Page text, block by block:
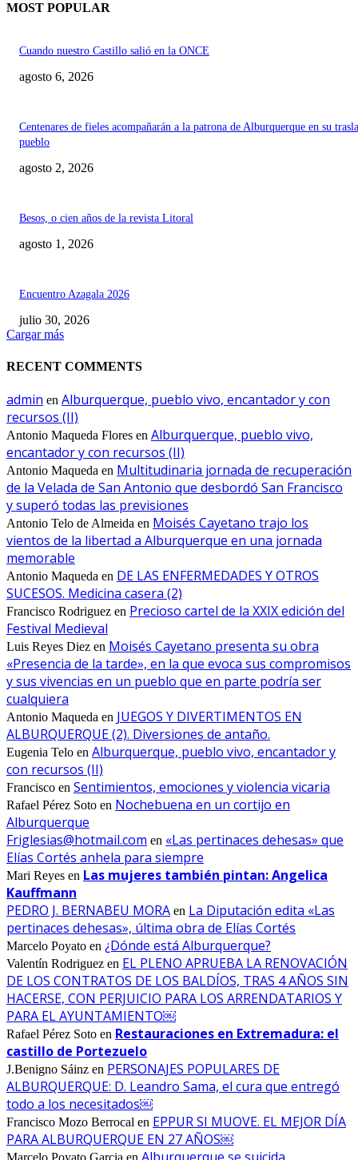
MOST POPULAR
Cuando nuestro Castillo salió en la ONCE
agosto 6, 2026
Centenares de fieles acompañarán a la patrona de Alburquerque en su
pueblo
agosto 2, 2026
Besos, o cien años de la revista Litoral
agosto 1, 2026
Encuentro Azagala 2026
julio 30, 2026
Cargar más
RECENT COMMENTS
admin en Alburquerque, pueblo vivo, encantador y con
recursos (II)
Antonio Maqueda Flores en Alburquerque, pueblo vivo,
encantador y con recursos (II)
Antonio Maqueda en Multitudinaria jornada de recuperación
de la Velada de San Antonio que desbordó San Francisco
y superó todas las previsiones
Antonio Telo de Almeida en Moisés Cayetano trajo los
vientos de la libertad a Alburquerque en una jornada
memorable
Antonio Maqueda en DE LAS ENFERMEDADES Y OTROS
SUCESOS. Medicina casera (2)
Francisco Rodriguez en Precioso cartel de la XXIX edición del
Festival Medieval
Luis Reyes Diez en Moisés Cayetano presenta su obra
«Presencia de la tarde», en la que evoca sus compromisos
y sus vivencias en un pueblo que en parte podría ser
cualquiera
Antonio Maqueda en JUEGOS Y DIVERTIMENTOS EN
ALBURQUERQUE (2). Diversiones de antaño.
Eugenia Telo en Alburquerque, pueblo vivo, encantador y
con recursos (II)
Francisco en Sentimientos, emociones y violencia vicaria
Rafael Pérez Soto en Nochebuena en un cortijo en
Alburquerque
Friglesias@hotmail.com en «Las pertinaces dehesas» que
Elías Cortés anhela para siempre
Mari Reyes en Las mujeres también pintan: Angelica
Kauffmann
PEDRO J. BERNABEU MORA en La Diputación edita «Las
pertinaces dehesas», última obra de Elías Cortés
Marcelo Poyato en ¿Dónde está Alburquerque?
Valentín Rodriguez en EL PLENO APRUEBA LA RENOVACIÓN
DE LOS CONTRATOS DE LOS BALDÍOS, TRAS 4 AÑOS SIN
HACERSE, CON PERJUICIO PARA LOS ARRENDATARIOS Y
PARA EL AYUNTAMIENTO￼
Rafael Pérez Soto en Restauraciones en Extremadura: el
castillo de Portezuelo
J.Benigno Sáinz en PERSONAJES POPULARES DE
ALBURQUERQUE: D. Leandro Sama, el cura que entregó
todo a los necesitados￼
Francisco Mozo Berrocal en EPPUR SI MUOVE. EL MEJOR DÍA
PARA ALBURQUERQUE EN 27 AÑOS￼
Marcelo Poyato Garcia en